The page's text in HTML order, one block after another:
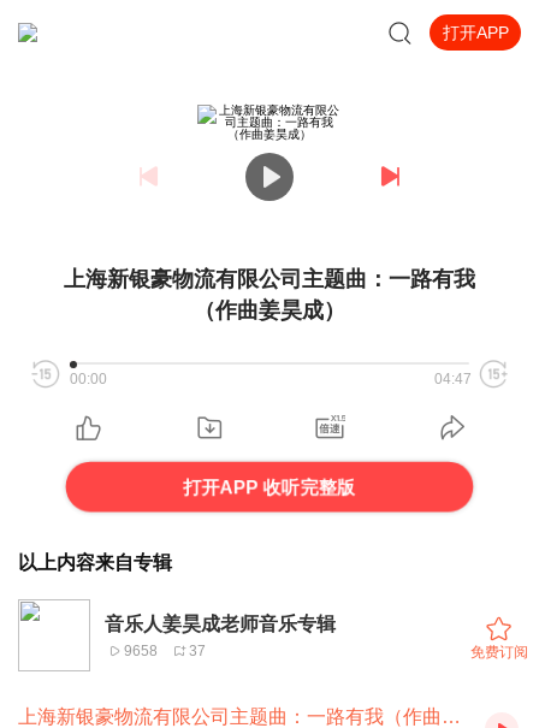
打开APP
上海新银豪物流有限公司主题曲：一路有我
（作曲姜昊成）
00:00 04:47
打开APP 收听完整版
以上内容来自专辑
音乐人姜昊成老师音乐专辑
9658 37 免费订阅
上海新银豪物流有限公司主题曲：一路有我（作曲姜昊成）